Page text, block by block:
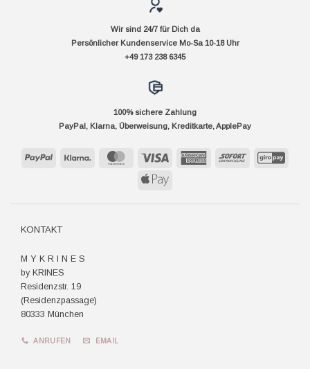
Wir sind 24/7 für Dich da
Persönlicher Kundenservice Mo-Sa 10-18 Uhr
+49 173 238 6345
100% sichere Zahlung
PayPal, Klarna, Überweisung, Kreditkarte, ApplePay
PayPal Klarna MasterCard Visa
AmericanSofort
Apple
KONTAKT
M Y K R I N E S
by KRINES
Residenzstr. 19
(Residenzpassage)
80333 München
ANRUFEN EMAIL